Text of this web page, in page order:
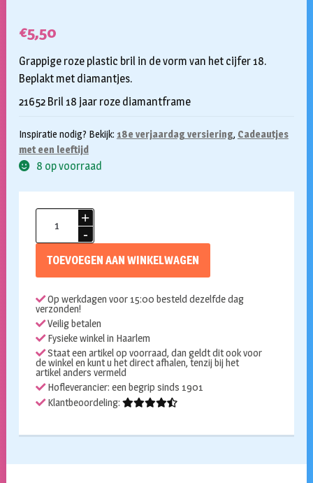
€5,50
Grappige roze plastic bril in de vorm van het cijfer 18.
Beplakt met diamantjes.
21652 Bril 18 jaar roze diamantframe
Inspiratie nodig? Bekijk: 18e verjaardag versiering, Cadeautjes
met een leeftijd
8 op voorraad
roze
TOEVOEGEN AAN WINKELWAGEN
Op werkdagen voor 15:00 besteld dezelfde dag
verzonden!
Veilig betalen
Fysieke winkel in Haarlem
Staat een artikel op voorraad, dan geldt dit ook voor
de winkel en kunt u het direct afhalen, tenzij bij het
artikel anders vermeld
Hofleverancier: een begrip sinds 1901
Klantbeoordeling: